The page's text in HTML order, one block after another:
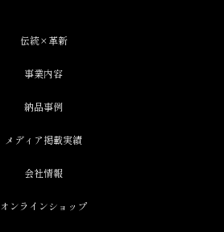
伝統×革新
事業内容
納品事例
メディア掲載実績
会社情報
オンラインショップ